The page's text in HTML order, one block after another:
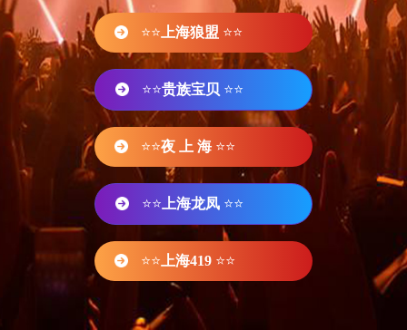
⭐⭐ 上海狼盟 ⭐⭐
⭐⭐贵族宝贝 ⭐⭐
⭐⭐夜 上 海 ⭐⭐
⭐⭐ 上海龙凤 ⭐⭐
⭐⭐ 上海419 ⭐⭐